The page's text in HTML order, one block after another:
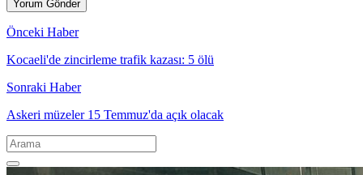
Önceki Haber
Kocaeli'de zincirleme trafik kazası: 5 ölü
Sonraki Haber
Askeri müzeler 15 Temmuz'da açık olacak